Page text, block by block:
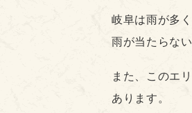
岐阜は雨が多
雨が当たらな
また、このエ
あります。